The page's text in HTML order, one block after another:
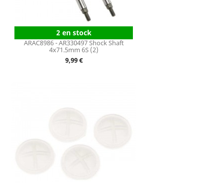
2 en stock
ARAC8986 - AR330497 Shock Shaft
4x71.5mm 6S (2)
Prix
9,99 €